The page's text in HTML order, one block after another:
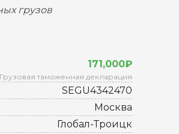
грузов
171,000₽
таможенная декларация
SEGU4342470
Москва
Глобал-Троицк